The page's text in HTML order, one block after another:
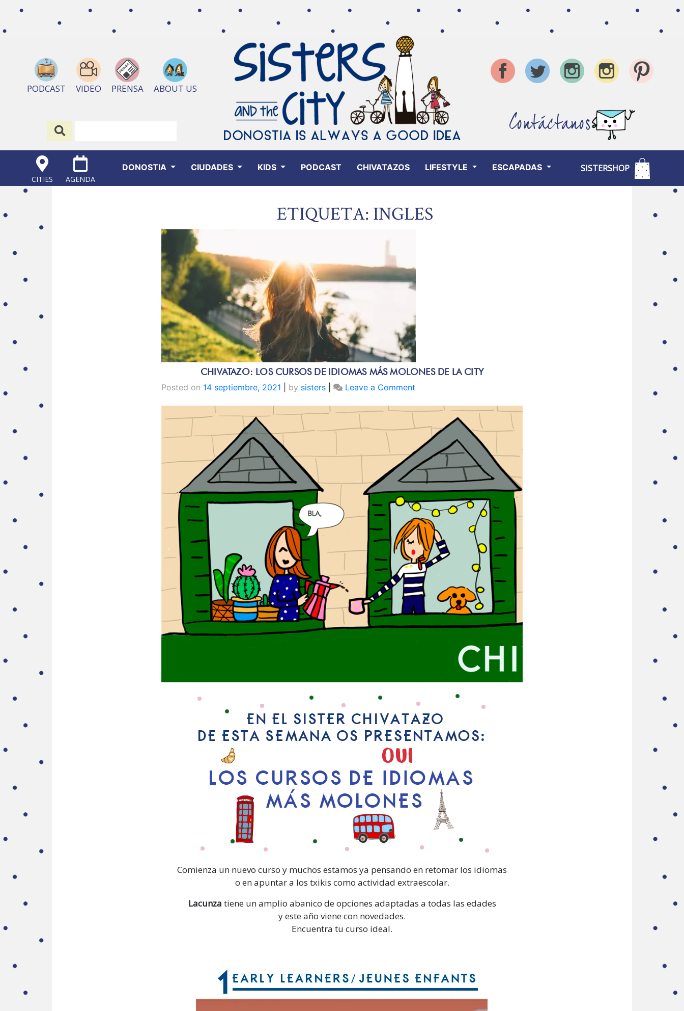
PODCAST VIDEO PRENSA ABOUT US
Contáctanos
CITIES AGENDA
DONOSTIA CIUDADES KIDS PODCAST CHIVATAZOS LIFESTYLE ESCAPADAS SISTERSHOP
ETIQUETA: INGLES
CHIVATAZO: LOS CURSOS DE IDIOMAS MÁS MOLONES DE LA CITY
Posted on 14 septiembre, 2021 by sisters Leave a Comment
LOS
CURSOS
IDIOMAS
MÁS
MOLONES
DE
CITY
Comienza un nuevo curso y muchos estamos ya pensando en retomar los idiomas
o en apuntar a los txikis como actividad extraescolar.
Lacunza tiene un amplio abanico de opciones adaptadas a todas las edades
y este año viene con novedades.
Encuentra tu curso ideal.